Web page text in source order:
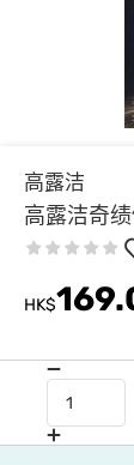
高露洁
高露洁奇
HK$